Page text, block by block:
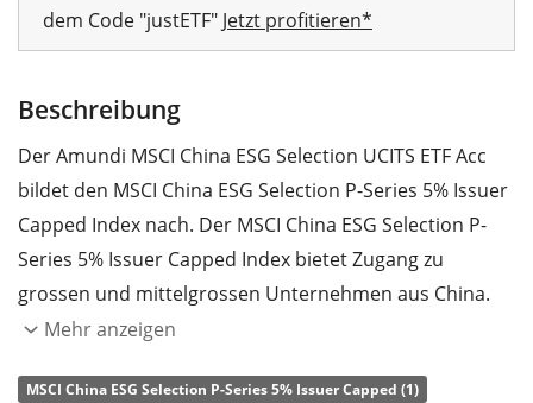
dem Code "justETF" Jetzt profitieren*
Beschreibung
Der Amundi MSCI China ESG Selection UCITS ETF Acc
bildet den MSCI China ESG Selection P-Series 5% Issuer
Capped Index nach. Der MSCI China ESG Selection P-
Series 5% Issuer Capped Index bietet Zugang zu
grossen und mittelgrossen Unternehmen aus China.
Dabei werden lediglich Unternehmen berücksichtigt,
über ein hohes Rating in den Bereichen Umweltschutz,
Mehr anzeigen
MSCI China ESG Selection P-Series 5% Issuer Capped (1)